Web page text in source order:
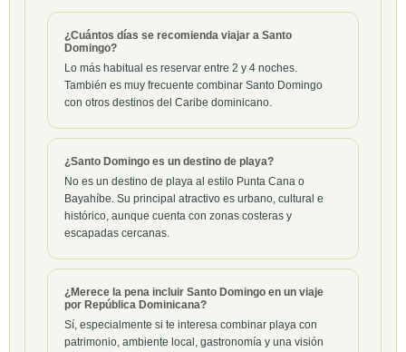
¿Cuántos días se recomienda viajar a Santo
Domingo?
Lo más habitual es reservar entre 2 y 4 noches.
También es muy frecuente combinar Santo Domingo
con otros destinos del Caribe dominicano.
¿Santo Domingo es un destino de playa?
No es un destino de playa al estilo Punta Cana o
Bayahíbe. Su principal atractivo es urbano, cultural e
histórico, aunque cuenta con zonas costeras y
escapadas cercanas.
¿Merece la pena incluir Santo Domingo en un viaje
por República Dominicana?
Sí, especialmente si te interesa combinar playa con
patrimonio, ambiente local, gastronomía y una visión